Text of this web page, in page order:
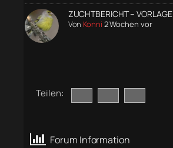
ZUCHTBERICHT – VORLAGE
Von Konni 2 Wochen vor
Teilen:
Forum Information